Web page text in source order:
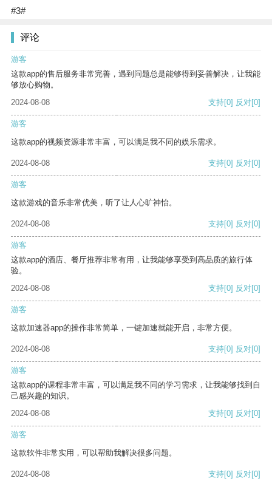
#3#
评论
游客
这款app的售后服务非常完善，遇到问题总是能够得到妥善解决，让我能
够放心购物。
2024-08-08
支持[0] 反对[0]
游客
这款app的视频资源非常丰富，可以满足我不同的娱乐需求。
2024-08-08 支持[0] 反对[0]
游客
这款游戏的音乐非常优美，听了让人心旷神怡。
2024-08-08 支持[0] 反对[0]
游客
这款app的酒店、餐厅推荐非常有用，让我能够享受到高品质的旅行体
验。
2024-08-08
支持[0] 反对[0]
游客
这款加速器app的操作非常简单，一键加速就能开启，非常方便。
2024-08-08 支持[0] 反对[0]
游客
这款app的课程非常丰富，可以满足我不同的学习需求，让我能够找到自
己感兴趣的知识。
2024-08-08
支持[0] 反对[0]
游客
这款软件非常实用，可以帮助我解决很多问题。
2024-08-08 支持[0] 反对[0]